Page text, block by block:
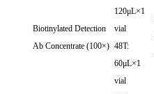
Biotinylated Detection
Ab Concentrate (100×)
120μL×1
vial
48T:
60μL×1
vial